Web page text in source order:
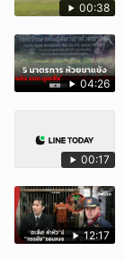
00:38
04:26
00:17
12:17